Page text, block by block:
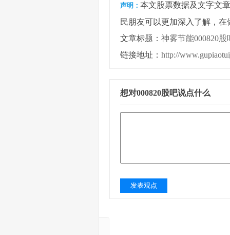
声明： 本文股票数据及文字文
民朋友可以更加深入了解，
文章标题： 神雾节能000820股
链接地址： http://
想对000820股吧说点什么
发表观点